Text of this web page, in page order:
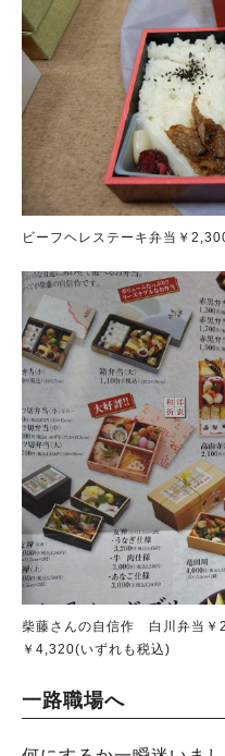
ビーフヘレステーキ弁当￥
柴藤さんの自信作 白川弁当￥
￥4,320(いずれも税込)
一路職場へ